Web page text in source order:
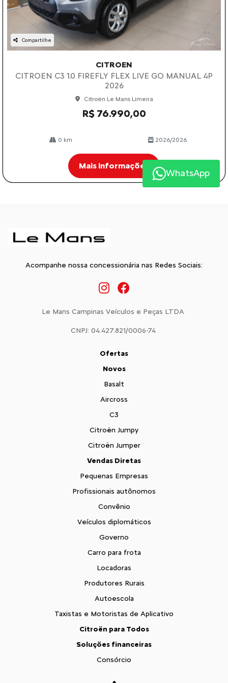
Compartilhe
CITROEN
CITROEN C3 1.0 FIREFLY FLEX LIVE GO MANUAL 4P
2026
Citroën Le Mans Limeira
R$ 76.990,00
0 km 2026/2026
Mais informações
Acompanhe nossa concessionária nas Redes Sociais:
Le Mans Campinas Veículos e Peças LTDA
CNPJ: 04.427.821/0006-74
Ofertas
Novos
Basalt
Aircross
C3
Citroën Jumpy
Citroën Jumper
Vendas Diretas
Pequenas Empresas
Profissionais autônomos
Convênio
Veículos diplomáticos
Governo
Carro para frota
Locadoras
Produtores Rurais
Autoescola
Taxistas e Motoristas de Aplicativo
Citroën para Todos
Soluções financeiras
Consórcio
WhatsApp